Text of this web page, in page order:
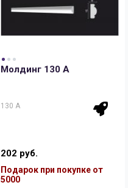
Молдинг 130 A
130 A
202 руб.
Подарок при покупке от
5000